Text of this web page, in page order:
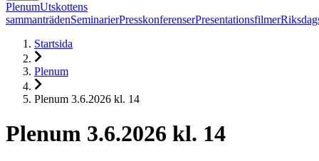
PlenumUtskottens
sammanträdenSeminarierPresskonferenserPresentationsfilmer
Startsida
Plenum
Plenum 3.6.2026 kl. 14
Plenum 3.6.2026 kl. 14